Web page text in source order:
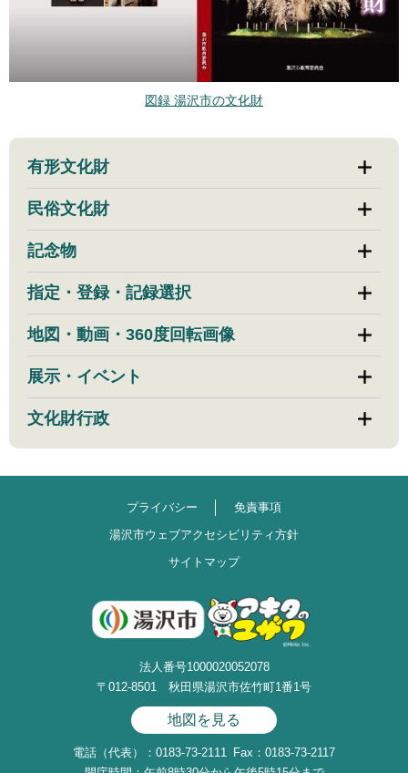
図録 湯沢市の文化財
有形文化財
民俗文化財
記念物
指定・登録・記録選択
地図・動画・360度回転画像
展示・イベント
文化財行政
プライバシー
免責事項
湯沢市ウェブアクセシビリティ方針
サイトマップ
法人番号1000020052078
〒012-8501 秋田県湯沢市佐竹町1番1号
地図を見る
電話（代表）：0183-73-2111 Fax：0183-73-2117